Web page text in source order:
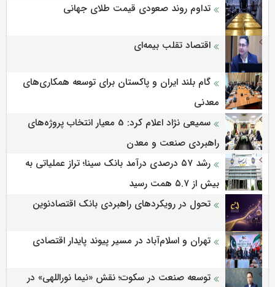
تداوم روند صعودی قیمت طلای جهانی
اقتصاد تقلب بیمه‌ای
گام بلند ایران و پاکستان برای توسعه همکاری‌های
معدنی
سمیعی‌ نژاد اعلام کرد: 5 معیار انتخاب پروژه‌های
راهبردی صنعت و معدن
رشد ۵۷ درصدی درآمد بانک سینا؛ تراز عملیاتی به
بیش از ۵.۷ همت رسید
تحول در رویکردهای راهبردی بانک اقتصادنوین
تهران و اسلام‌آباد در مسیر پیوند پایدار اقتصادی
توسعه صنعت در سکوت؛ نقش «نیما نوراللهی» در